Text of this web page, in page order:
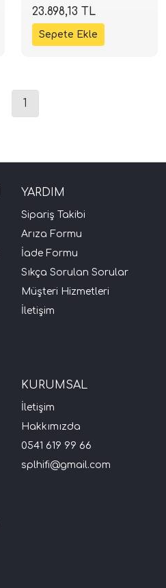
Koaksiyel Hoparlör |
260W 4 Ohm | SPLHIFI
23.898,13 TL
1
YARDIM
Sipariş Takibi
Arıza Formu
İade Formu
Sıkça Sorulan Sorular
Müşteri Hizmetleri
İletişim
KURUMSAL
İletişim
Hakkımızda
0541 619 99 66
splhifi@gmail.com